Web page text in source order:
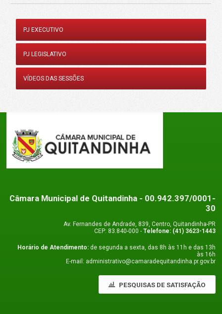
PJ EXECUTIVO
PJ LEGISLATIVO
VÍDEOS DAS SESSÕES
Câmara Municipal de Quitandinha- 00.942.397/0001-
30
Av. Fernandes de Andrade, 839, Centro, Quitandinha-PR
CEP: 83.840-000 - Telefone: (41) 3623-1443
Horário de Atendimento:de segunda a sexta, das 8h às 11h e das 13h
às 16h
E-mail: administrativo@camaradequitandinha.pr.gov.br
PESQUISAS DE SATISFAÇÃO